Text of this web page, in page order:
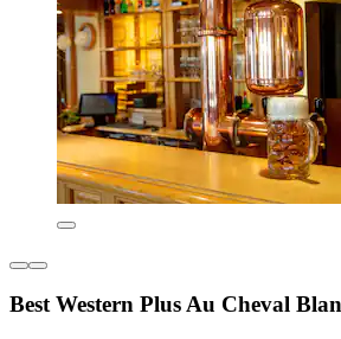
Best Western Plus Au Cheval